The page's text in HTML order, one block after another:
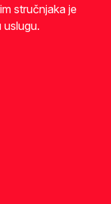
stručnjaka je